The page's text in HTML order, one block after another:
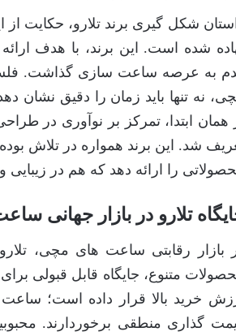
شکل گیری برند تلارو، حکایت از
شده است. این برند، با هدف
به عرصه ساعت سازی گذاشت.
نه تنها باید زمان را دقیق نشان
همان ابتدا، تمرکز بر نوآوری در
شد. این برند همواره در تلاش بوده
را ارائه دهد که هم در
تلارو در بازار جهانی
بازار رقابتی ساعت های مچی، تلارو
متنوع، جایگاه قابل قبولی
خرید بالا قرار داده است؛
گذاری منطقی برخوردارند.